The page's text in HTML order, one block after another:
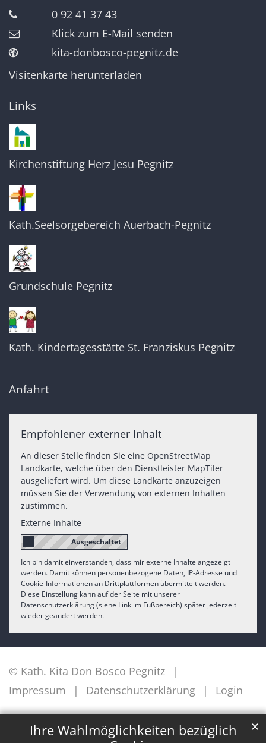
Ihre Wahlmöglichkeiten bezüglich
✕
0 92 41 37 43
Klick zum E-Mail senden
kita-donbosco-pegnitz.de
Visitenkarte herunterladen
Links
Kirchenstiftung Herz Jesu Pegnitz
Kath.Seelsorgebereich Auerbach-Pegnitz
Grundschule Pegnitz
Kath. Kindertagesstätte St. Franziskus Pegnitz
Anfahrt
Empfohlener externer Inhalt
An dieser Stelle finden Sie eine OpenStreetMap
Landkarte, welche über den Dienstleister MapTiler
ausgeliefert wird. Um diese Landkarte anzuzeigen
müssen Sie der Verwendung von externen Inhalten
zustimmen.
Externe Inhalte
Ich bin damit einverstanden, dass mir externe Inhalte angezeigt
werden. Damit können personenbezogene Daten, IP-Adresse und
Cookie-Informationen an Drittplattformen übermittelt werden.
Diese Einstellung kann auf der Seite mit unserer
Datenschutzerklärung (siehe Link im Fußbereich) später jederzeit
wieder geändert werden.
© Kath. Kita Don Bosco Pegnitz
Impressum
Datenschutzerklärung Login